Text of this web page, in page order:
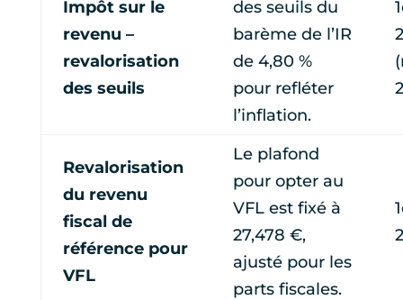
Impôt sur le
revenu –
revalorisation
des seuils
des seuils du
barème de l’IR
de 4,80 %
pour refléter
l’inflation.
Revalorisation
du revenu
fiscal de
référence pour
VFL
Le plafond
pour opter au
VFL est fixé à
27,478 €,
ajusté pour les
parts fiscales.